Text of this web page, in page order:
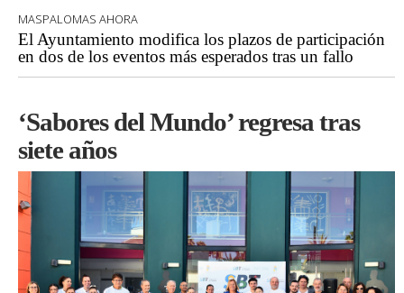
MASPALOMAS AHORA
El Ayuntamiento modifica los plazos de participación
en dos de los eventos más esperados tras un fallo
‘Sabores del Mundo’ regresa tras
siete años